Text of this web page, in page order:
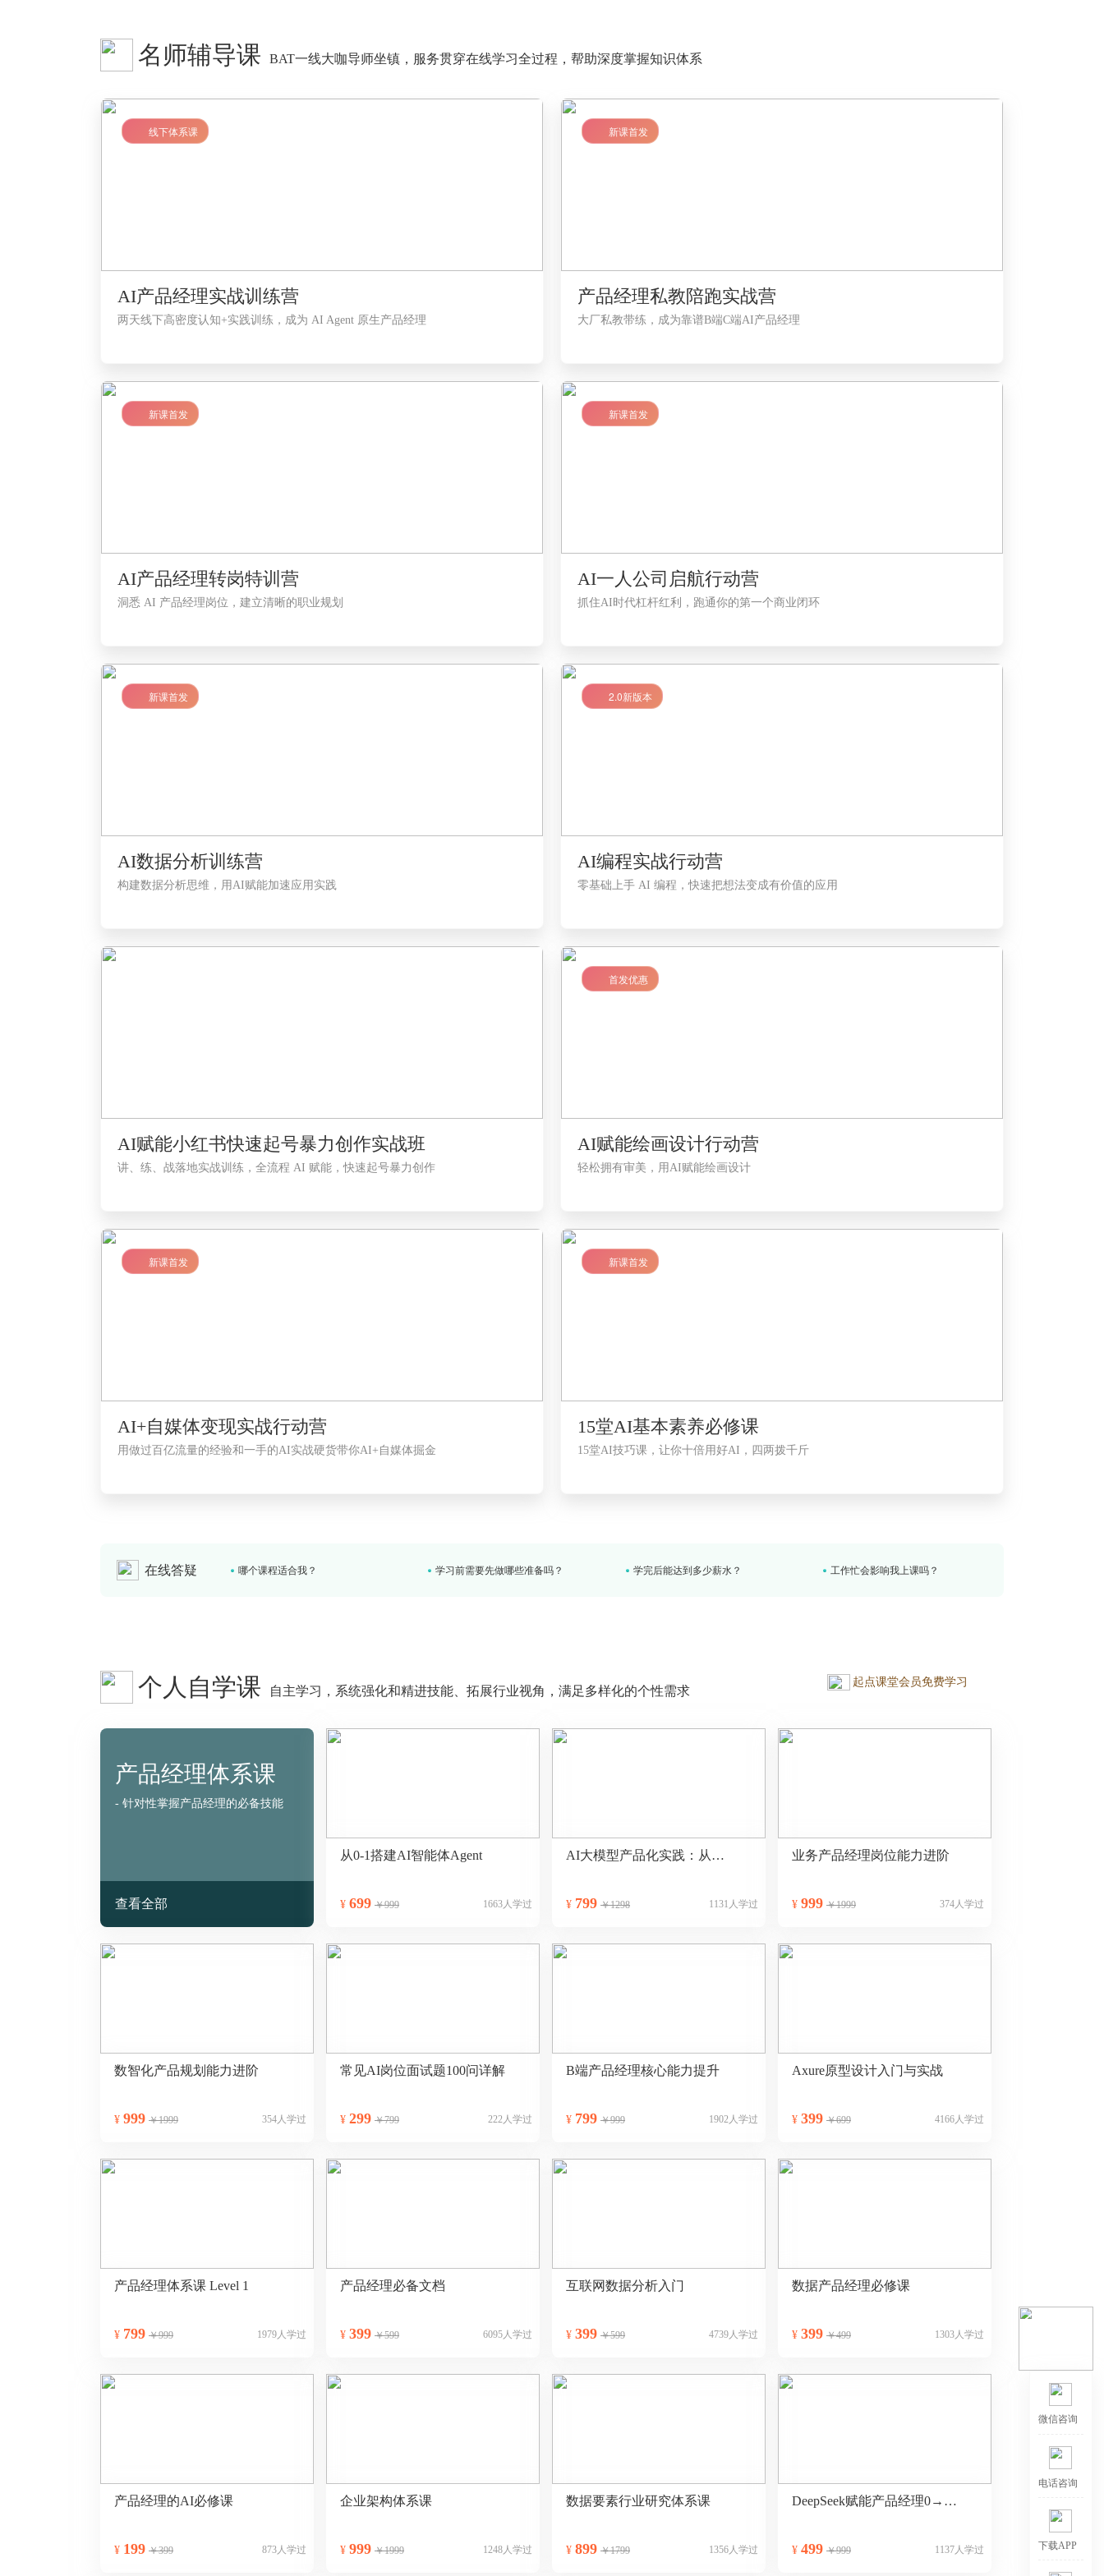
名师辅导课 BAT一线大咖导师坐镇，服务贯穿在线学习全过程，帮助深度掌握知识体系
线下体系课
AI产品经理实战训练营
两天线下高密度认知+实践训练，成为 AI Agent 原生产品经理
新课首发
产品经理私教陪跑实战营
大厂私教带练，成为靠谱B端C端AI产品经理
新课首发
AI产品经理转岗特训营
洞悉 AI 产品经理岗位，建立清晰的职业规划
新课首发
AI一人公司启航行动营
抓住AI时代杠杆红利，跑通你的第一个商业闭环
新课首发
AI数据分析训练营
构建数据分析思维，用AI赋能加速应用实践
2.0新版本
AI编程实战行动营
零基础上手 AI 编程，快速把想法变成有价值的应用
AI赋能小红书快速起号暴力创作实战班
讲、练、战落地实战训练，全流程 AI 赋能，快速起号暴力创作
首发优惠
AI赋能绘画设计行动营
轻松拥有审美，用AI赋能绘画设计
新课首发
AI+自媒体变现实战行动营
用做过百亿流量的经验和一手的AI实战硬货带你AI+自媒体掘金
新课首发
15堂AI基本素养必修课
15堂AI技巧课，让你十倍用好AI，四两拨千斤
在线答疑 哪个课程适合我？ 学习前需要先做哪些准备吗？ 学完后能达到多少薪水？ 工作忙会影响我上课吗？
个人自学课 自主学习，系统强化和精进技能、拓展行业视角，满足多样化的个性需求
起点课堂会员免费学习
产品经理体系课
- 针对性掌握产品经理的必备技能
查看全部
从0-1搭建AI智能体Agent
¥ 699 ￥999 1663人学过
AI大模型产品化实践：从规划到落地
¥ 799 ￥1298 1131人学过
业务产品经理岗位能力进阶
¥ 999 ￥1999 374人学过
数智化产品规划能力进阶
¥ 999 ￥1999 354人学过
常见AI岗位面试题100问详解
¥ 299 ￥799 222人学过
B端产品经理核心能力提升
¥ 799 ￥999 1902人学过
Axure原型设计入门与实战
¥ 399 ￥699 4166人学过
产品经理体系课 Level 1
¥ 799 ￥999 1979人学过
产品经理必备文档
¥ 399 ￥599 6095人学过
互联网数据分析入门
¥ 399 ￥599 4739人学过
数据产品经理必修课
¥ 399 ￥499 1303人学过
产品经理的AI必修课
¥ 199 ￥399 873人学过
企业架构体系课
¥ 999 ￥1999 1248人学过
数据要素行业研究体系课
¥ 899 ￥1799 1356人学过
DeepSeek赋能产品经理0→1全能提效特训营
¥ 499 ￥999 1137人学过